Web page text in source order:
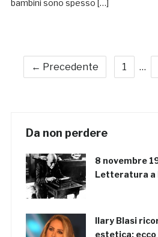
bambini sono spesso […]
← Precedente 1 …
Da non perdere
8 novembre
Letteratura a
Ilary Blasi
estetica: